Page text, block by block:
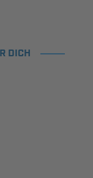
DICH